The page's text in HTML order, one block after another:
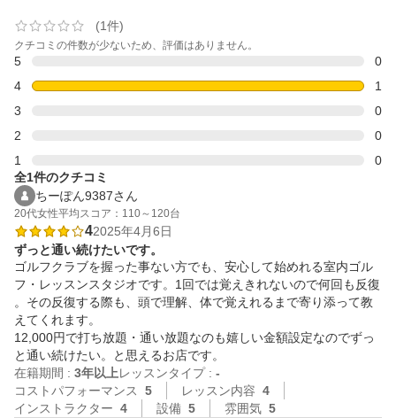
(1件)
クチコミの件数が少ないため、評価はありません。
5
0
4
1
3
0
2
0
1
0
全1件のクチコミ
ちーぽん9387さん
20代女性平均スコア：110～120台
42025年4月6日
ずっと通い続けたいです。
ゴルフクラブを握った事ない方でも、安心して始めれる室内ゴル
フ・レッスンスタジオです。1回では覚えきれないので何回も反復
。その反復する際も、頭で理解、体で覚えれるまで寄り添って教
えてくれます。
12,000円で打ち放題・通い放題なのも嬉しい金額設定なのでずっ
と通い続けたい。と思えるお店です。
在籍期間 : 3年以上レッスンタイプ : -
コストパフォーマンス
5 レッスン内容 4
インストラクター 4 設備 5 雰囲気 5